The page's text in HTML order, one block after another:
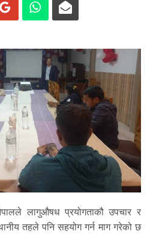
लागुऔषध प्रयोगताकौ उपचार र
तहले पनि सहयोग गर्न माग गरेको छ